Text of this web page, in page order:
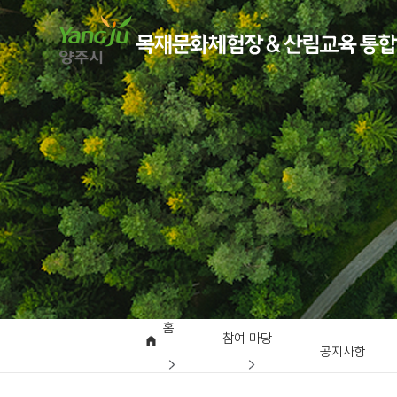
홈
참여 마당
공지사항